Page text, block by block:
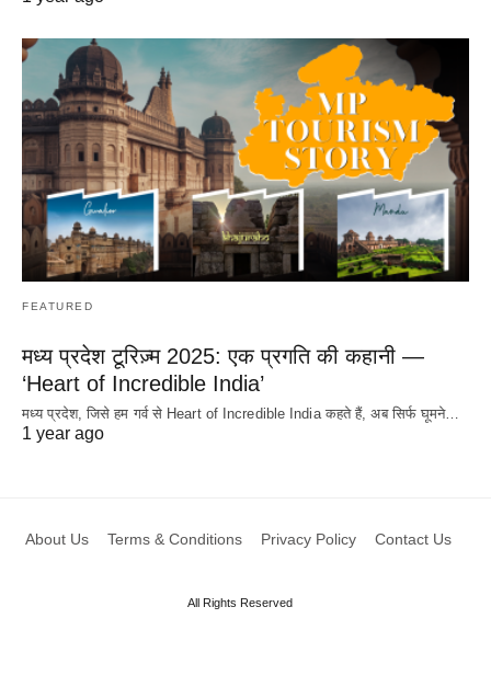
FEATURED
मध्य प्रदेश टूरिज़्म 2025: एक प्रगति की कहानी —
‘Heart of Incredible India’
मध्य प्रदेश, जिसे हम गर्व से Heart of Incredible India कहते हैं, अब सिर्फ घूमने…
1 year ago
About Us Terms & Conditions Privacy Policy Contact Us
All Rights Reserved